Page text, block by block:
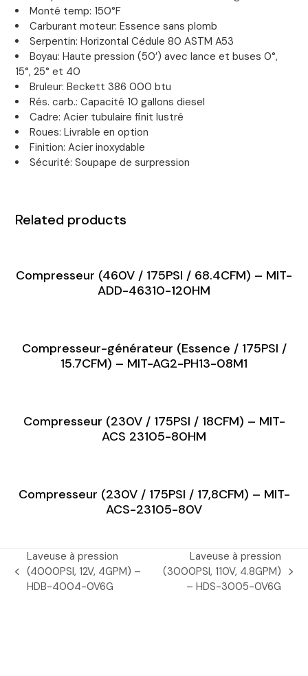
Monté temp: 150°F
Carburant moteur: Essence sans plomb
Serpentin: Horizontal Cédule 80 ASTM A53
Boyau: Haute pression (50’) avec lance et buses 0°,
15°, 25° et 40
Bruleur: Beckett 386 000 btu
Rés. carb.: Capacité 10 gallons diesel
Cadre: Acier tubulaire finit lustré
Roues: Livrable en option
Finition: Acier inoxydable
Sécurité: Soupape de surpression
Related products
Compresseur (460V / 175PSI / 68.4CFM) – MIT-
ADD-46310-120HM
Compresseur-générateur (Essence / 175PSI /
15.7CFM) – MIT-AG2-PH13-08M1
Compresseur (230V / 175PSI / 18CFM) – MIT-
ACS 23105-80HM
Compresseur (230V / 175PSI / 17,8CFM) – MIT-
ACS-23105-80V
previous
post:
Laveuse à pression
(4000PSI, 12V, 4GPM) –
HDB-4004-0V6G
next
Laveuse à pression
(3000PSI, 110V, 4.8GPM)
– HDS-3005-0V6G